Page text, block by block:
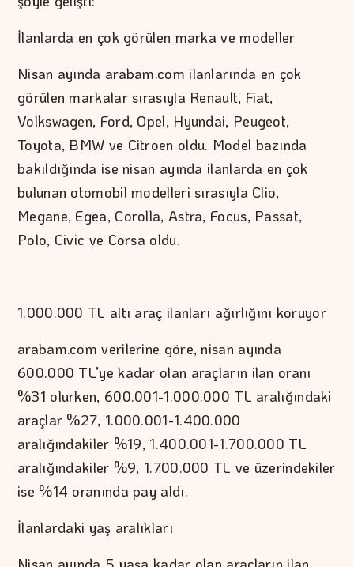
İlanlarda en çok görülen marka ve modeller
Nisan ayında arabam.com ilanlarında en çok
görülen markalar sırasıyla Renault, Fiat,
Volkswagen, Ford, Opel, Hyundai, Peugeot,
Toyota, BMW ve Citroen oldu. Model bazında
bakıldığında ise nisan ayında ilanlarda en çok
bulunan otomobil modelleri sırasıyla Clio,
Megane, Egea, Corolla, Astra, Focus, Passat,
Polo, Civic ve Corsa oldu.
1.000.000 TL altı araç ilanları ağırlığını koruyor
arabam.com verilerine göre, nisan ayında
600.000 TL’ye kadar olan araçların ilan oranı
%31 olurken, 600.001-1.000.000 TL aralığındaki
araçlar %27, 1.000.001-1.400.000
aralığındakiler %19, 1.400.001-1.700.000 TL
aralığındakiler %9, 1.700.000 TL ve üzerindekiler
ise %14 oranında pay aldı.
İlanlardaki yaş aralıkları